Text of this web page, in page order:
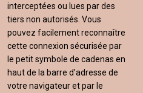
interceptées ou lues par des
tiers non autorisés. Vous
pouvez facilement reconnaître
cette connexion sécurisée par
le petit symbole de cadenas en
haut de la barre d’adresse de
votre navigateur et par le